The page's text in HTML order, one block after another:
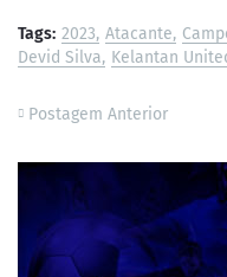
Tags: 2023 Atacante
Devid Silva Kelantan
Postagem Anterior